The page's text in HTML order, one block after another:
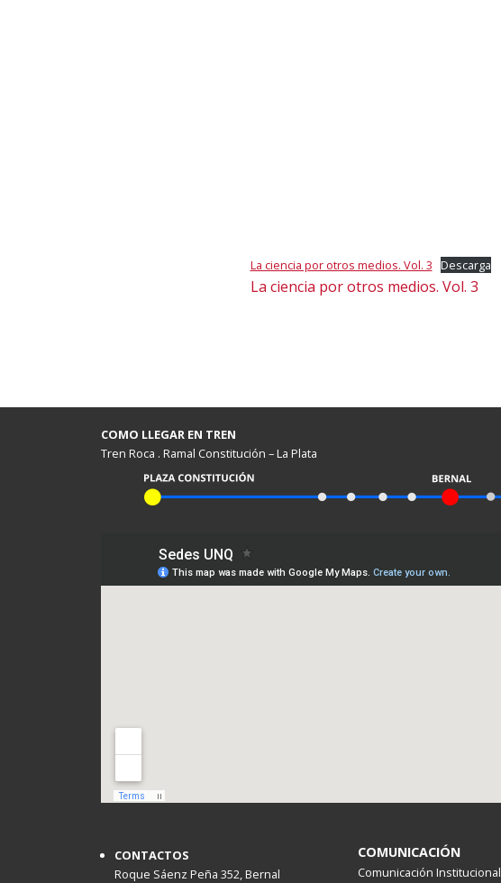
La ciencia por otros medios. Vol. 3 Descarga
La ciencia por otros medios. Vol. 3
COMO LLEGAR EN TREN
Tren Roca . Ramal Constitución – La Plata
CONTACTOS
Roque Sáenz Peña 352, Bernal
COMUNICACIÓN
Comunicación Institucional